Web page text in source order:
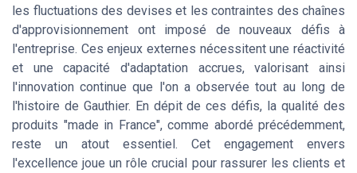
les fluctuations des devises et les contraintes des chaînes
d'approvisionnement ont imposé de nouveaux défis à
l'entreprise. Ces enjeux externes nécessitent une réactivité
et une capacité d'adaptation accrues, valorisant ainsi
l'innovation continue que l'on a observée tout au long de
l'histoire de Gauthier. En dépit de ces défis, la qualité des
produits "made in France", comme abordé précédemment,
reste un atout essentiel. Cet engagement envers
l'excellence joue un rôle crucial pour rassurer les clients et